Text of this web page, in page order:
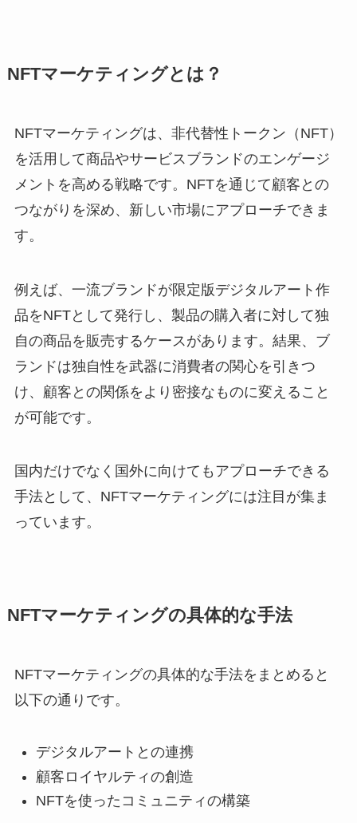
NFTマーケティングとは？
NFTマーケティングは、非代替性トークン（NFT）
を活用して商品やサービスブランドのエンゲージ
メントを高める戦略です。NFTを通じて顧客との
つながりを深め、新しい市場にアプローチできま
す。
例えば、一流ブランドが限定版デジタルアート作
品をNFTとして発行し、製品の購入者に対して独
自の商品を販売するケースがあります。結果、ブ
ランドは独自性を武器に消費者の関心を引きつ
け、顧客との関係をより密接なものに変えること
が可能です。
国内だけでなく国外に向けてもアプローチできる
手法として、NFTマーケティングには注目が集ま
っています。
NFTマーケティングの具体的な手法
NFTマーケティングの具体的な手法をまとめると
以下の通りです。
デジタルアートとの連携
顧客ロイヤルティの創造
NFTを使ったコミュニティの構築